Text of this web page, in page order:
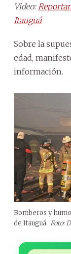
Video:
Itauguá
Sobre la
edad,
información.
Bomberos y
de Itauguá. Foto: